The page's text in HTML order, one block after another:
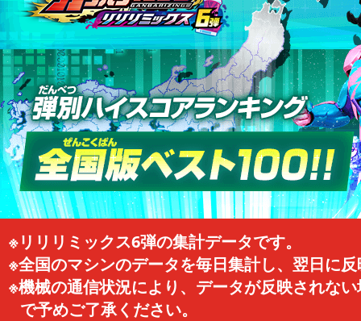
※リリリミックス6弾の集計データです。
※全国のマシンのデータを毎日集計し、翌日に
※機械の通信状況により、データが反映されな
で予めご了承ください。